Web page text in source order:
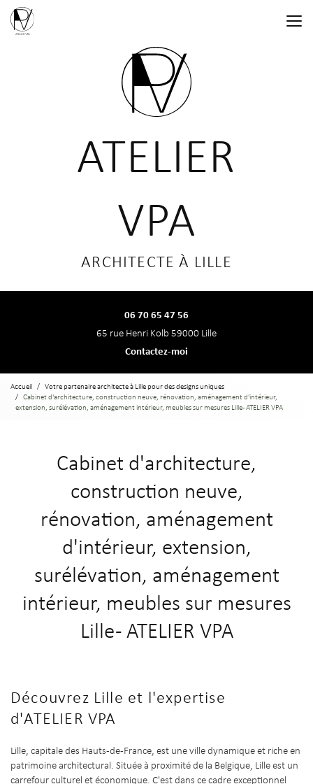
Aller
contenu
ATELIER
VPA
ARCHITECTE À LILLE
06 70 65 47 56
65 rue Henri Kolb 59000 Lille
Contactez-moi
Accueil
Votre partenaire architecte à Lille pour des designs uniques
Cabinet d'architecture, construction neuve, rénovation, aménagement d'intérieur,
extension, surélévation, aménagement intérieur, meubles sur mesures Lille - ATELIER VPA
Cabinet d'architecture,
construction neuve,
rénovation, aménagement
d'intérieur, extension,
surélévation, aménagement
intérieur, meubles sur mesures
Lille - ATELIER VPA
Découvrez Lille et l'expertise
d'ATELIER VPA
Lille, capitale des Hauts-de-France, est une ville dynamique et riche en
patrimoine architectural. Située à proximité de la Belgique, Lille est un
carrefour culturel et économique. C'est dans ce cadre exceptionnel